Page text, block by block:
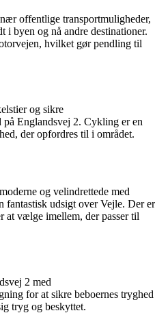
offentlige transportmuligheder,
i byen og nå andre destinationer.
hvilket gør pendling til
og sikre
Englandsvej 2. Cykling er en
der opfordres til i området.
og velindrettede med
fantastisk udsigt over Vejle. Der er
at vælge imellem, der passer til
2 med
for at sikre beboernes tryghed
tryg og beskyttet.